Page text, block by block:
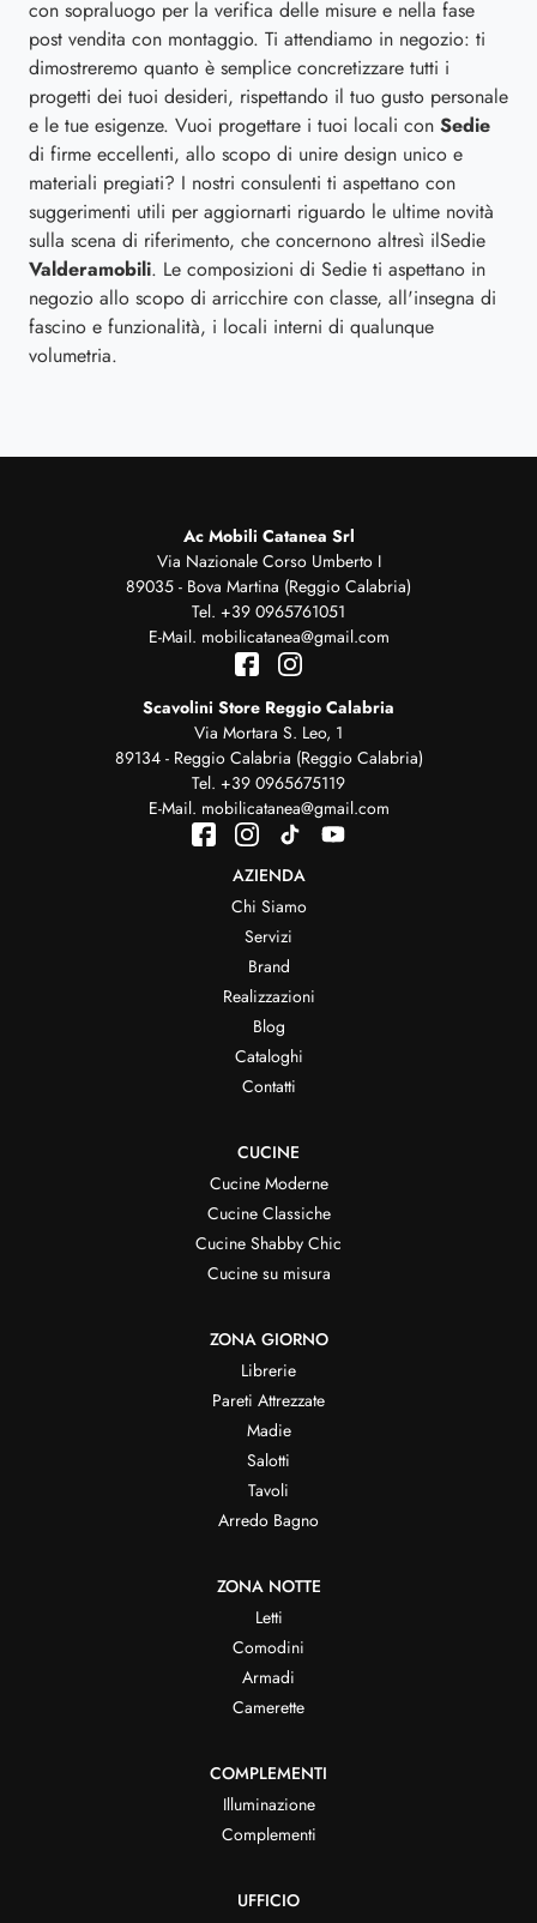
con sopraluogo per la verifica delle misure e nella fase
post vendita con montaggio. Ti attendiamo in negozio: ti
dimostreremo quanto è semplice concretizzare tutti i
progetti dei tuoi desideri, rispettando il tuo gusto personale
e le tue esigenze. Vuoi progettare i tuoi locali con Sedie
di firme eccellenti, allo scopo di unire design unico e
materiali pregiati? I nostri consulenti ti aspettano con
suggerimenti utili per aggiornarti riguardo le ultime novità
sulla scena di riferimento, che concernono altresì ilSedie
Valderamobili. Le composizioni di Sedie ti aspettano in
negozio allo scopo di arricchire con classe, all'insegna di
fascino e funzionalità, i locali interni di qualunque
volumetria.
Ac Mobili Catanea Srl
Via Nazionale Corso Umberto I
89035 - Bova Martina (Reggio Calabria)
Tel. +39 0965761051
E-Mail. mobilicatanea@gmail.com
Scavolini Store Reggio Calabria
Via Mortara S. Leo, 1
89134 - Reggio Calabria (Reggio Calabria)
Tel. +39 0965675119
E-Mail. mobilicatanea@gmail.com
AZIENDA
Chi Siamo
Servizi
Brand
Realizzazioni
Blog
Cataloghi
Contatti
CUCINE
Cucine Moderne
Cucine Classiche
Cucine Shabby Chic
Cucine su misura
ZONA GIORNO
Librerie
Pareti Attrezzate
Madie
Salotti
Tavoli
Arredo Bagno
ZONA NOTTE
Letti
Comodini
Armadi
Camerette
COMPLEMENTI
Illuminazione
Complementi
UFFICIO